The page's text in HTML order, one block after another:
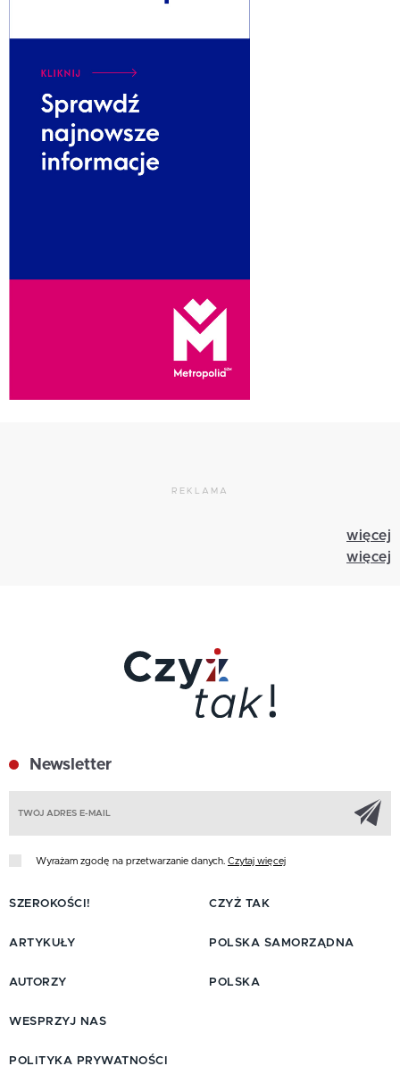
REKLAMA
więcej
więcej
Newsletter
Wyrażam zgodę na przetwarzanie danych. Czytaj więcej
SZEROKOŚCI!
ARTYKUŁY
AUTORZY
CZYŻ TAK
POLSKA SAMORZĄDNA
POLSKA
WESPRZYJ NAS
POLITYKA PRYWATNOŚCI